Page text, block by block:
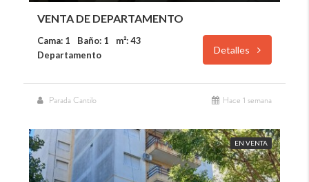
VENTA DE DEPARTAMENTO
Cama: 1 Baño: 1
m²: 43
Departamento
Detalles
Parada Cantilo Hace 1 semana
EN VENTA